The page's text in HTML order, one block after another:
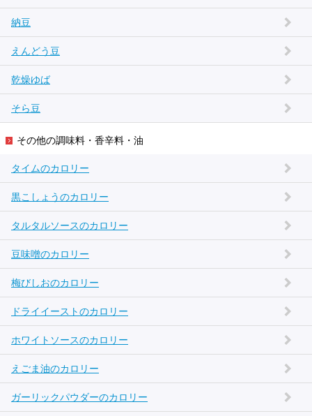
納豆
えんどう豆
乾燥ゆば
そら豆
その他の調味料・香辛料・油
タイムのカロリー
黒こしょうのカロリー
タルタルソースのカロリー
豆味噌のカロリー
梅びしおのカロリー
ドライイーストのカロリー
ホワイトソースのカロリー
えごま油のカロリー
ガーリックパウダーのカロリー